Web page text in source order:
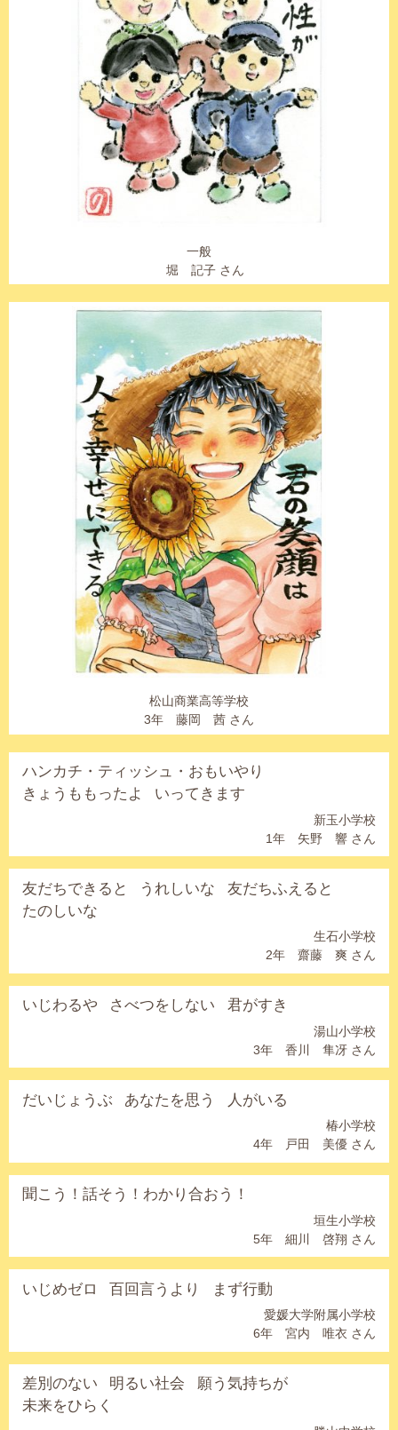
一般
堀 記子 さん
松山商業高等学校
3年 藤岡 茜 さん
ハンカチ・ティッシュ・おもいやり
きょうももったよ
いってきます
新玉小学校
1年 矢野 響 さん
友だちできると うれしいな
友だちふえると
たのしいな
生石小学校
2年 齋藤 爽 さん
いじわるや さべつをしない 君がすき
湯山小学校
3年 香川 隼冴 さん
だいじょうぶ あなたを思う 人がいる
椿小学校
4年 戸田 美優 さん
聞こう！話そう！わかり合おう！
垣生小学校
5年 細川 啓翔 さん
いじめゼロ 百回言うより まず行動
愛媛大学附属小学校
6年 宮内 唯衣 さん
差別のない 明るい社会
願う気持ちが
未来をひらく